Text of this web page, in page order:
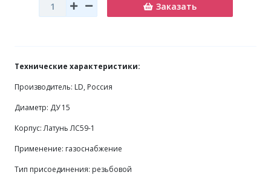
Заказать
Технические характеристики:
Производитель: LD, Россия
Диаметр: ДУ 15
Корпус:Латунь ЛС59-1
Применение: газоснабжение
Тип присоединения: резьбовой